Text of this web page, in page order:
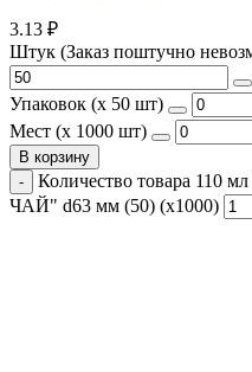
3.13 ₽
Штук (Заказ поштучно
Упаковок (x 50 шт)
Мест (x 1000 шт)
В корзину
Количество товара 110
ЧАЙ" d63 мм (50) (х1000)